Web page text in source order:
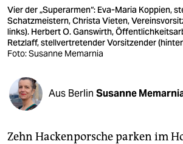
verlag
veranstaltungen
shop
fragen & hilfe
unterstützen
Vier der „Superarmen“: Eva-Maria Koppien,
Schatzmeistern, Christa Vieten,
links). Herbert O. Ganswirth,
Retzlaff, stellvertretender Vorsitzender
Foto: Susanne Memarnia
Aus Berlin Susanne
Zehn Hackenporsche parken im